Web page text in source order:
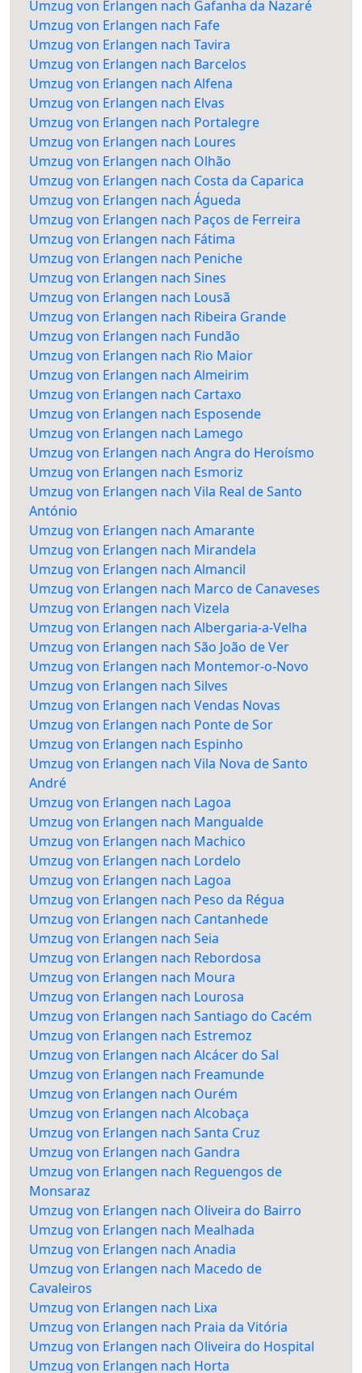
Umzug von Erlangen nach Gafanha da Nazaré
Umzug von Erlangen nach Fafe
Umzug von Erlangen nach Tavira
Umzug von Erlangen nach Barcelos
Umzug von Erlangen nach Alfena
Umzug von Erlangen nach Elvas
Umzug von Erlangen nach Portalegre
Umzug von Erlangen nach Loures
Umzug von Erlangen nach Olhão
Umzug von Erlangen nach Costa da Caparica
Umzug von Erlangen nach Águeda
Umzug von Erlangen nach Paços de Ferreira
Umzug von Erlangen nach Fátima
Umzug von Erlangen nach Peniche
Umzug von Erlangen nach Sines
Umzug von Erlangen nach Lousã
Umzug von Erlangen nach Ribeira Grande
Umzug von Erlangen nach Fundão
Umzug von Erlangen nach Rio Maior
Umzug von Erlangen nach Almeirim
Umzug von Erlangen nach Cartaxo
Umzug von Erlangen nach Esposende
Umzug von Erlangen nach Lamego
Umzug von Erlangen nach Angra do Heroísmo
Umzug von Erlangen nach Esmoriz
Umzug von Erlangen nach Vila Real de Santo
António
Umzug von Erlangen nach Amarante
Umzug von Erlangen nach Mirandela
Umzug von Erlangen nach Almancil
Umzug von Erlangen nach Marco de Canaveses
Umzug von Erlangen nach Vizela
Umzug von Erlangen nach Albergaria-a-Velha
Umzug von Erlangen nach São João de Ver
Umzug von Erlangen nach Montemor-o-Novo
Umzug von Erlangen nach Silves
Umzug von Erlangen nach Vendas Novas
Umzug von Erlangen nach Ponte de Sor
Umzug von Erlangen nach Espinho
Umzug von Erlangen nach Vila Nova de Santo
André
Umzug von Erlangen nach Lagoa
Umzug von Erlangen nach Mangualde
Umzug von Erlangen nach Machico
Umzug von Erlangen nach Lordelo
Umzug von Erlangen nach Lagoa
Umzug von Erlangen nach Peso da Régua
Umzug von Erlangen nach Cantanhede
Umzug von Erlangen nach Seia
Umzug von Erlangen nach Rebordosa
Umzug von Erlangen nach Moura
Umzug von Erlangen nach Lourosa
Umzug von Erlangen nach Santiago do Cacém
Umzug von Erlangen nach Estremoz
Umzug von Erlangen nach Alcácer do Sal
Umzug von Erlangen nach Freamunde
Umzug von Erlangen nach Ourém
Umzug von Erlangen nach Alcobaça
Umzug von Erlangen nach Santa Cruz
Umzug von Erlangen nach Gandra
Umzug von Erlangen nach Reguengos de
Monsaraz
Umzug von Erlangen nach Oliveira do Bairro
Umzug von Erlangen nach Mealhada
Umzug von Erlangen nach Anadia
Umzug von Erlangen nach Macedo de
Cavaleiros
Umzug von Erlangen nach Lixa
Umzug von Erlangen nach Praia da Vitória
Umzug von Erlangen nach Oliveira do Hospital
Umzug von Erlangen nach Horta